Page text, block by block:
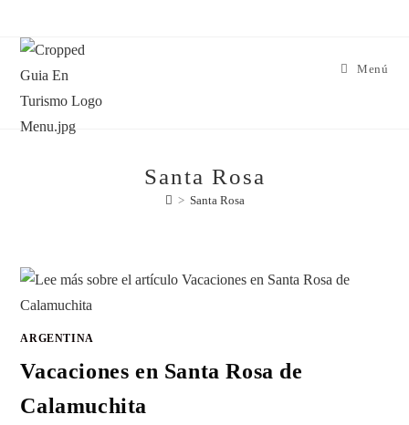
Menú
Santa Rosa
> Santa Rosa
ARGENTINA
Vacaciones en Santa Rosa de
Calamuchita